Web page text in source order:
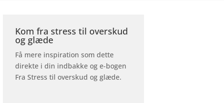
Kom fra stress til overskud
og glæde
Få mere inspiration som dette
direkte i din indbakke og e-bogen
Fra Stress til overskud og glæde.